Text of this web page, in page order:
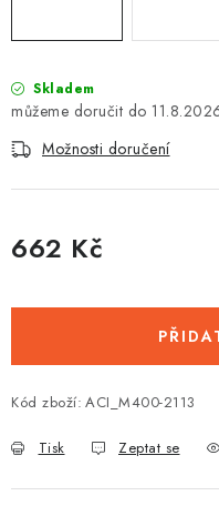
Skladem
Možnosti doručení
662 Kč
Kód zboží: ACI_M400-2113
Tisk Zeptat se